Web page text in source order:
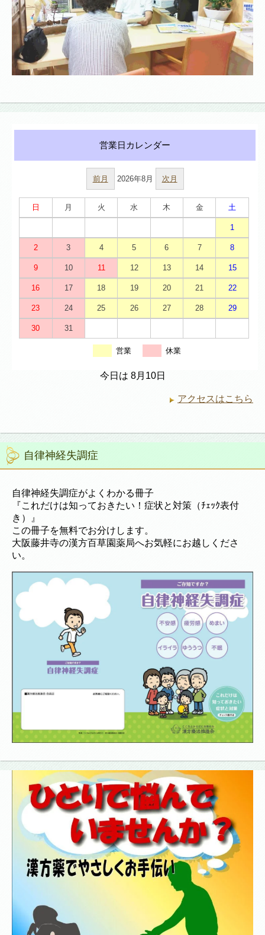
前月 2026年8月 次月
日 月 火 水 木 金 土
1
2 3 4 5 6 7 8
9 10 11 12 13 14 15
16 17 18 19 20 21 22
23 24 25 26 27 28 29
30 31
営業 休業
今日は 8月10日
アクセスはこちら
自律神経失調症
自律神経失調症がよくわかる冊子
『これだけは知っておきたい！症状と対策（ﾁｪｯｸ表付
き）』
この冊子を無料でお分けします。
大阪藤井寺の漢方百草園薬局へお気軽にお越しくださ
い。